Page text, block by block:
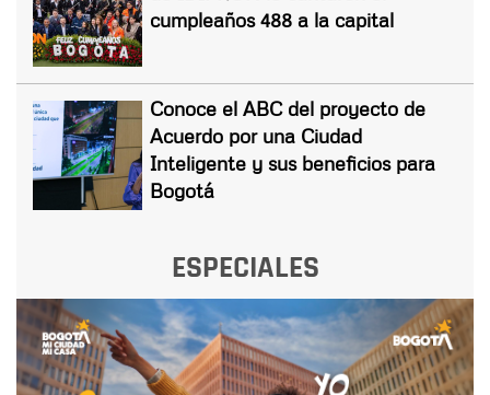
cumpleaños 488 a la capital
Conoce el ABC del proyecto de
Acuerdo por una Ciudad
Inteligente y sus beneficios para
Bogotá
ESPECIALES